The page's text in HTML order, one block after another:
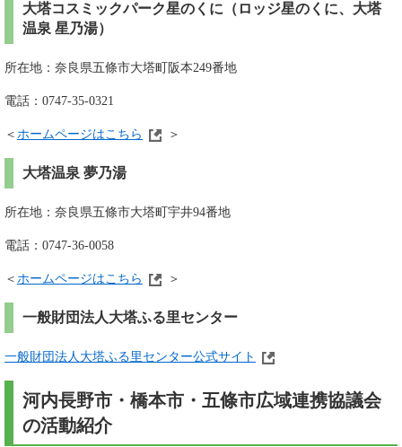
大塔コスミックパーク星のくに（ロッジ星のくに、大塔
温泉 星乃湯）
所在地：奈良県五條市大塔町阪本249番地
電話：0747-35-0321
＜ ホームページはこちら ＞
大塔温泉 夢乃湯
所在地：奈良県五條市大塔町宇井94番地
電話：0747-36-0058
＜ ホームページはこちら ＞
一般財団法人大塔ふる里センター
一般財団法人大塔ふる里センター公式サイト
河内長野市・橋本市・五條市広域連携協議会
の活動紹介